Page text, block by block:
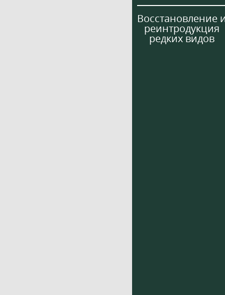
Восстановление
реинтродукция
редких видов